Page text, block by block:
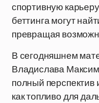
спортивную
беттинга могут
превращая
В сегодняшнем
Владислава
полный перспектив
как топливо для